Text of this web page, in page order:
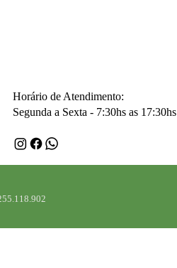
Horário de Atendimento:
Segunda a Sexta - 7:30hs as 17:30hs